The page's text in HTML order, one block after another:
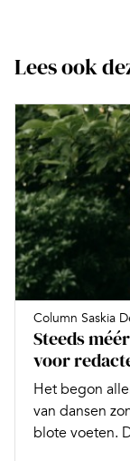
Lees ook
Column Saskia
Steeds
voor
Het begon
van dansen
blote voeten.